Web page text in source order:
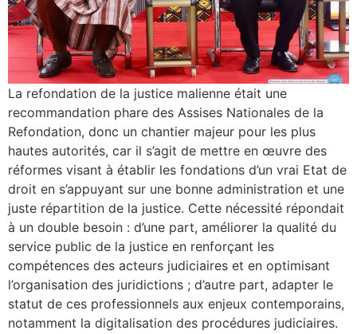
La refondation de la justice malienne était une
recommandation phare des Assises Nationales de la
Refondation, donc un chantier majeur pour les plus
hautes autorités, car il s’agit de mettre en œuvre des
réformes visant à établir les fondations d’un vrai Etat de
droit en s’appuyant sur une bonne administration et une
juste répartition de la justice. Cette nécessité répondait
à un double besoin : d’une part, améliorer la qualité du
service public de la justice en renforçant les
compétences des acteurs judiciaires et en optimisant
l’organisation des juridictions ; d’autre part, adapter le
statut de ces professionnels aux enjeux contemporains,
notamment la digitalisation des procédures judiciaires.